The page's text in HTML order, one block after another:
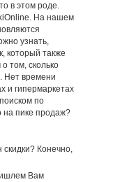
в этом роде.
На нашем
узнать,
который также
том, сколько
Нет времени
и гипермаркетах
по
на пике продаж?
Конечно,
Вам